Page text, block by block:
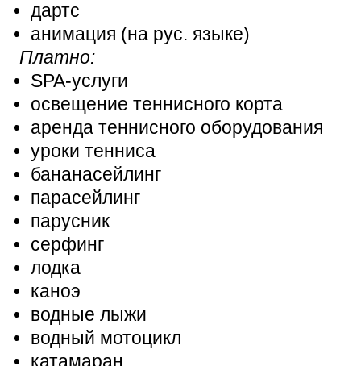
дартс
анимация (на рус. языке)
Платно:
SPA-услуги
освещение теннисного корта
аренда теннисного оборудования
уроки тенниса
бананасейлинг
парасейлинг
парусник
серфинг
лодка
каноэ
водные лыжи
водный мотоцикл
катамаран